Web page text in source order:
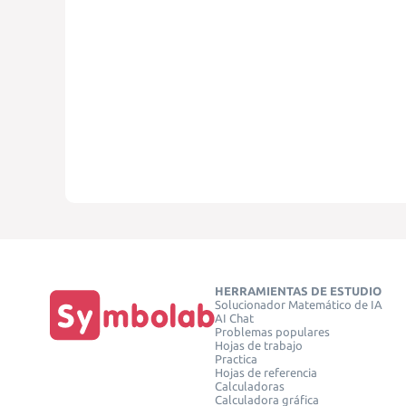
HERRAMIENTAS DE ESTUDIO
Solucionador Matemático de IA
AI Chat
Problemas populares
Hojas de trabajo
Practica
Hojas de referencia
Calculadoras
Calculadora gráfica